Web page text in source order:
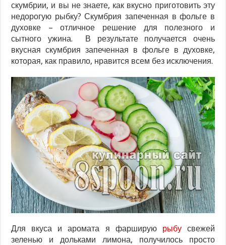
скумбрии, и вы не знаете, как вкусно приготовить эту
недорогую рыбку? Скумбрия запеченная в фольге в
духовке – отличное решение для полезного и
сытного ужина. В результате получается очень
вкусная скумбрия запеченная в фольге в духовке,
которая, как правило, нравится всем без исключения.
Для вкуса и аромата я фарширую рыбусвежей
зеленью и дольками лимона, получилось просто